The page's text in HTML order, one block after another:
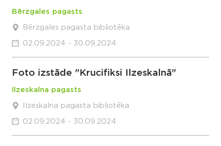
Bērzgales pagasts
Bērzgales pagasta bibliotēka
02.09.2024 - 30.09.2024
Foto izstāde "Krucifiksi Ilzeskalnā"
Ilzeskalna pagasts
Ilzeskalna pagasta bibliotēka
02.09.2024 - 30.09.2024